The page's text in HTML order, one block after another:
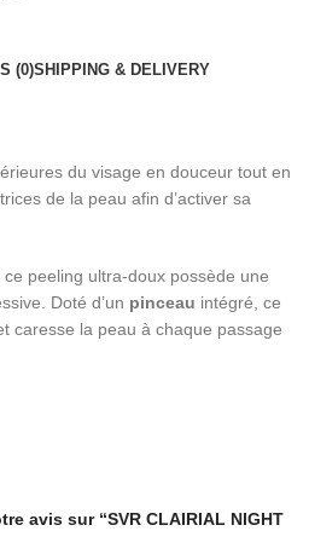
(0)SHIPPING & DELIVERY
du visage en douceur tout en
de la peau afin d’activer sa
ce peeling ultra-doux possède une
Doté d’un pinceau intégré, ce
caresse la peau à chaque passage
avis sur “SVR CLAIRIAL NIGHT